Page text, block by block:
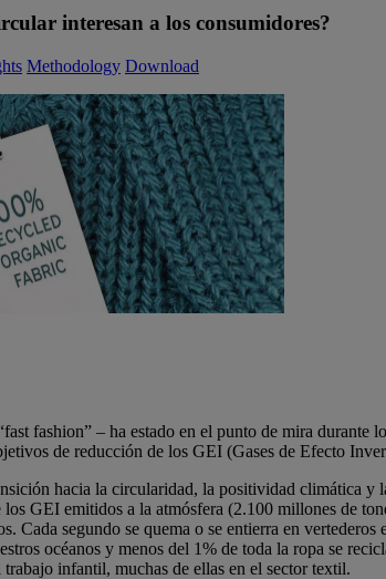
interesan a los consumidores?
Methodology Download
fashion” – ha estado en el punto de mira
de reducción de los GEI (Gases de Efecto
hacia la circularidad, la positividad climática
GEI emitidos a la atmósfera (2.100 millones de
Cada segundo se quema o se entierra en
océanos y menos del 1% de toda la ropa se
infantil, muchas de ellas en el sector textil.